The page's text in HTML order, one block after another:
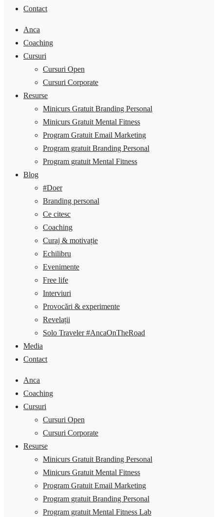
Contact
Anca
Coaching
Cursuri
Cursuri Open
Cursuri Corporate
Resurse
Minicurs Gratuit Branding Personal
Minicurs Gratuit Mental Fitness
Program Gratuit Email Marketing
Program gratuit Branding Personal
Program gratuit Mental Fitness
Blog
#Doer
Branding personal
Ce citesc
Coaching
Curaj & motivație
Echilibru
Evenimente
Free life
Interviuri
Provocări & experimente
Revelații
Solo Traveler #AncaOnTheRoad
Media
Contact
Anca
Coaching
Cursuri
Cursuri Open
Cursuri Corporate
Resurse
Minicurs Gratuit Branding Personal
Minicurs Gratuit Mental Fitness
Program Gratuit Email Marketing
Program gratuit Branding Personal
Program gratuit Mental Fitness Lab